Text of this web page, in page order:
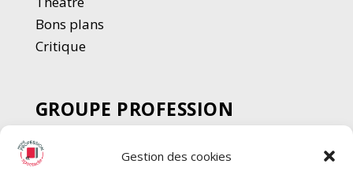
Gestion des cookies
Bons plans
Critique
GROUPE PROFESSION
SPECTACLE
Chèque Intermittents